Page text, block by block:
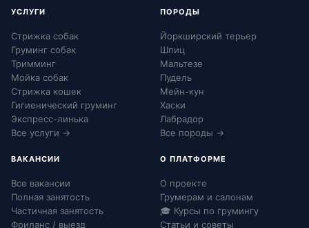
УСЛУГИ
Стрижка собак
Груминг собак
Тримминг
Мойка собак
Стрижка кошек
Гигиенический груминг
Экспресс-линька
Все услуги →
ПОРОДЫ
Йоркширский терьер
Шпиц
Мальтезе
Пудель
Мейн-кун
Хаски
Лабрадор
Все породы →
ВАКАНСИИ
Все вакансии
Полная занятость
Частичная занятость
Фриланс / выезд
О ПЛАТФОРМЕ
О проекте
Грумерам и салонам
🎓 Курсы по грумингу
Статьи и советы